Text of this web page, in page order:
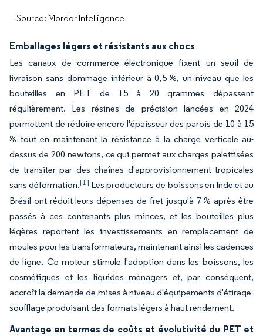
Source: Mordor Intelligence
Emballages légers et résistants aux chocs
Les canaux de commerce électronique fixent un seuil de
livraison sans dommage inférieur à 0,5 %, un niveau que les
bouteilles en PET de 15 à 20 grammes dépassent
régulièrement. Les résines de précision lancées en 2024
permettent de réduire encore l'épaisseur des parois de 10 à 15
% tout en maintenant la résistance à la charge verticale au-
dessus de 200 newtons, ce qui permet aux charges palettisées
de transiter par des chaînes d'approvisionnement tropicales
sans déformation.[1] Les producteurs de boissons en Inde et au
Brésil ont réduit leurs dépenses de fret jusqu'à 7 % après être
passés à ces contenants plus minces, et les bouteilles plus
légères reportent les investissements en remplacement de
moules pour les transformateurs, maintenant ainsi les cadences
de ligne. Ce moteur stimule l'adoption dans les boissons, les
cosmétiques et les liquides ménagers et, par conséquent,
accroît la demande de mises à niveau d'équipements d'étirage-
soufflage produisant des formats légers à haut rendement.
Avantage en termes de coûts et évolutivité du PET et